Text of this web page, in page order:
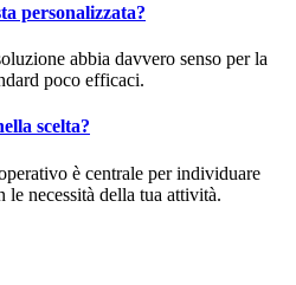
personalizzata?
abbia davvero senso per la
poco efficaci.
scelta?
è centrale per individuare
le necessità della tua attività.